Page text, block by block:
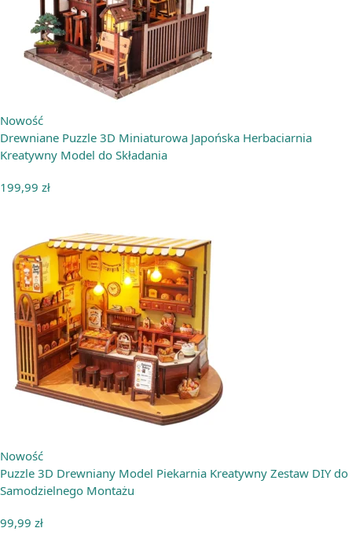
Nowość
Drewniane Puzzle 3D Miniaturowa Japońska Herbaciarnia
Kreatywny Model do Składania
199,99 zł
Nowość
Puzzle 3D Drewniany Model Piekarnia Kreatywny Zestaw DIY do
Samodzielnego Montażu
99,99 zł